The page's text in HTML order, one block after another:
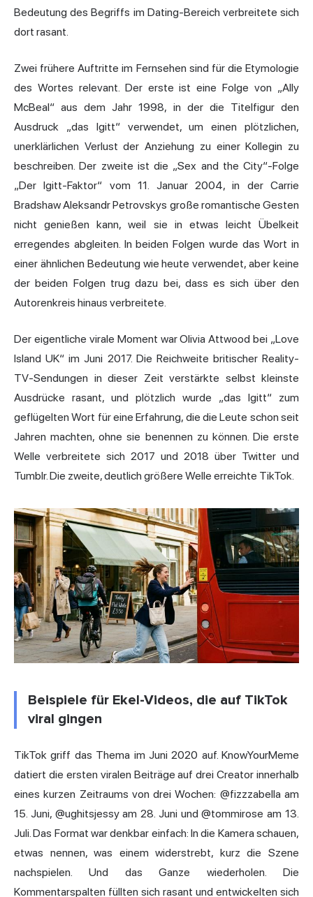
Bedeutung des Begriffs im Dating-Bereich verbreitete sich
dort rasant.
Zwei frühere Auftritte im Fernsehen sind für die Etymologie
des Wortes relevant. Der erste ist eine Folge von „Ally
McBeal“ aus dem Jahr 1998, in der die Titelfigur den
Ausdruck „das Igitt“ verwendet, um einen plötzlichen,
unerklärlichen Verlust der Anziehung zu einer Kollegin zu
beschreiben. Der zweite ist die „Sex and the City“-Folge
„Der Igitt-Faktor“ vom 11. Januar 2004, in der Carrie
Bradshaw Aleksandr Petrovskys große romantische Gesten
nicht genießen kann, weil sie in etwas leicht Übelkeit
erregendes abgleiten. In beiden Folgen wurde das Wort in
einer ähnlichen Bedeutung wie heute verwendet, aber keine
der beiden Folgen trug dazu bei, dass es sich über den
Autorenkreis hinaus verbreitete.
Der eigentliche virale Moment war Olivia Attwood bei „Love
Island UK“ im Juni 2017. Die Reichweite britischer Reality-
TV-Sendungen in dieser Zeit verstärkte selbst kleinste
Ausdrücke rasant, und plötzlich wurde „das Igitt“ zum
geflügelten Wort für eine Erfahrung, die die Leute schon seit
Jahren machten, ohne sie benennen zu können. Die erste
Welle verbreitete sich 2017 und 2018 über Twitter und
Tumblr. Die zweite, deutlich größere Welle erreichte TikTok.
Beispiele für Ekel-Videos, die auf TikTok
viral gingen
TikTok griff das Thema im Juni 2020 auf. KnowYourMeme
datiert die ersten viralen Beiträge auf drei Creator innerhalb
eines kurzen Zeitraums von drei Wochen: @fizzzabella am
15. Juni, @ughitsjessy am 28. Juni und @tommirose am 13.
Juli. Das Format war denkbar einfach: In die Kamera schauen,
etwas nennen, was einem widerstrebt, kurz die Szene
nachspielen. Und das Ganze wiederholen. Die
Kommentarspalten füllten sich rasant und entwickelten sich